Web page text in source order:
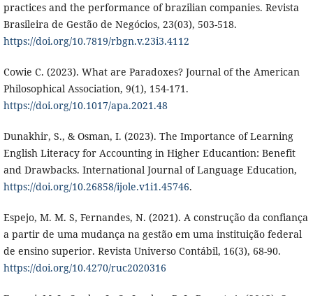
practices and the performance of brazilian companies. Revista
Brasileira de Gestão de Negócios, 23(03), 503-518.
https://doi.org/10.7819/rbgn.v.23i3.4112
Cowie C. (2023). What are Paradoxes? Journal of the American
Philosophical Association, 9(1), 154-171.
https://doi.org/10.1017/apa.2021.48
Dunakhir, S., & Osman, I. (2023). The Importance of Learning
English Literacy for Accounting in Higher Educantion: Benefit
and Drawbacks. International Journal of Language Education,
https://doi.org/10.26858/ijole.v1i1.45746.
Espejo, M. M. S, Fernandes, N. (2021). A construção da confiança
a partir de uma mudança na gestão em uma instituição federal
de ensino superior. Revista Universo Contábil, 16(3), 68-90.
https://doi.org/10.4270/ruc2020316